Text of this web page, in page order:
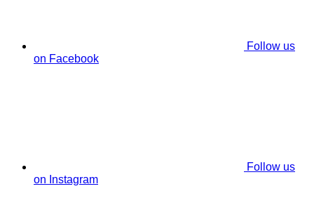
Follow us
on Facebook
Follow us
on Instagram